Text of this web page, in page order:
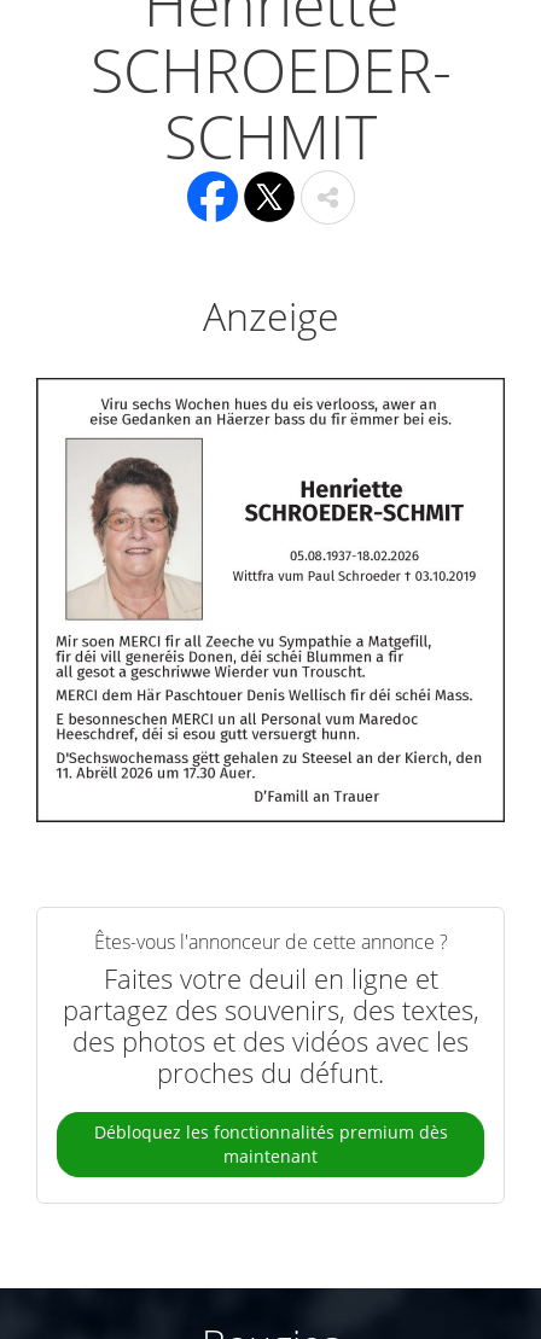
SCHROEDER-
SCHMIT
Anzeige
Êtes-vous l'annonceur de cette annonce ?
Faites votre deuil en ligne et
partagez des souvenirs, des textes,
des photos et des vidéos avec les
proches du défunt.
Débloquez les fonctionnalités premium dès
maintenant